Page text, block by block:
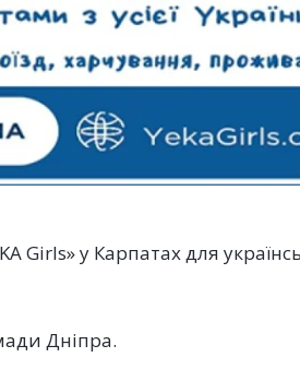
Girls» у Карпатах для
Дніпра.